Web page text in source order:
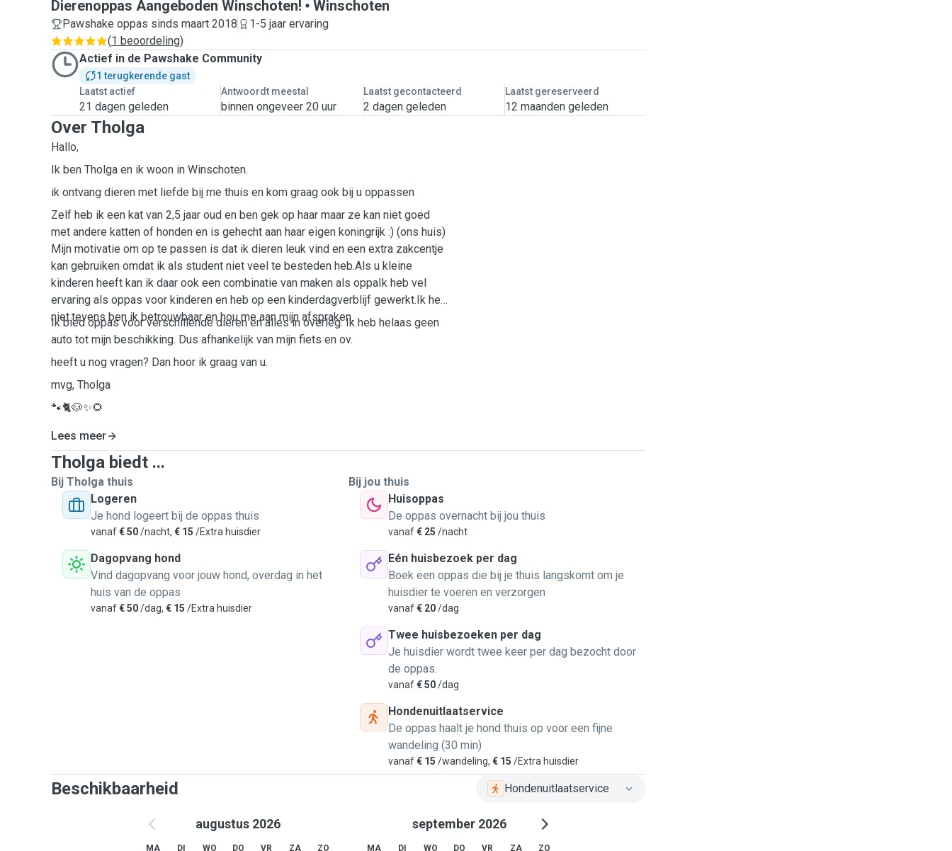
Dierenoppas Aangeboden Winschoten! Winschoten
Pawshake oppas sinds maart 2018
1-5 jaar ervaring
(1 beoordeling)
Actief in de Pawshake Community
1 terugkerende gast
Laatst actief
21 dagen geleden
Antwoordt meestal
binnen ongeveer 20 uur
Laatst gecontacteerd
2 dagen geleden
Laatst gereserveerd
12 maanden geleden
Over Tholga
Hallo,
Ik ben Tholga en ik woon in Winschoten.
ik ontvang dieren met liefde bij me thuis en kom graag ook bij u oppassen
Zelf heb ik een kat van 2,5 jaar oud en ben gek op haar maar ze kan niet goed
met andere katten of honden en is gehecht aan haar eigen koningrijk :) (ons huis)
Mijn motivatie om op te passen is dat ik dieren leuk vind en een extra zakcentje
kan gebruiken omdat ik als student niet veel te besteden heb.Als u kleine
kinderen heeft kan ik daar ook een combinatie van maken als oppaIk heb vel
ervaring als oppas voor kinderen en heb op een kinderdagverblijf gewerkt.Ik heb
niet.tevens ben ik betrouwbaar en hou me aan mijn afspraken.
Ik bied oppas voor verschillende dieren en alles in overleg. Ik heb helaas geen
auto tot mijn beschikking. Dus afhankelijk van mijn fiets en ov.
heeft u nog vragen? Dan hoor ik graag van u.
mvg, Tholga
🐾🐈🐶✨🌻
Lees meer
Tholga biedt ...
Bij Tholga thuis
Logeren
Je hond logeert bij de oppas thuis
vanaf€ 50/nacht, € 15 /Extra huisdier
Dagopvang hond
Vind dagopvang voor jouw hond, overdag in het
huis van de oppas
vanaf€ 50/dag, € 15 /Extra huisdier
Bij jou thuis
Huisoppas
De oppas overnacht bij jou thuis
vanaf€ 25 /nacht
Eén huisbezoek per dag
Boek een oppas die bij je thuis langskomt om je
huisdier te voeren en verzorgen
vanaf€ 20/dag
Twee huisbezoeken per dag
Je huisdier wordt twee keer per dag bezocht door
de oppas.
vanaf€ 50/dag
Hondenuitlaatservice
De oppas haalt je hond thuis op voor een fijne
wandeling (30 min)
vanaf€ 15 /wandeling, € 15 /Extra huisdier
Beschikbaarheid Hondenuitlaatservice
augustus 2026
MA DI WO DO VR ZA ZO
september 2026
MA DI WO DO VR ZA ZO